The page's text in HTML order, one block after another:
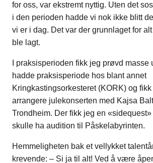
for oss, var ekstremt nyttig. Uten det
i den perioden hadde vi nok ikke blitt
vi er i dag. Det var der grunnlaget for
ble lagt.
I praksisperioden fikk jeg prøvd masse
hadde praksisperiode hos blant annet
Kringkastingsorkesteret (KORK) og
arrangere julekonserten med Kajsa
Trondheim. Der fikk jeg en
skulle ha audition til Påskelabyrinten.
Hemmeligheten bak et vellykket
krevende: – Si ja til alt! Ved å være